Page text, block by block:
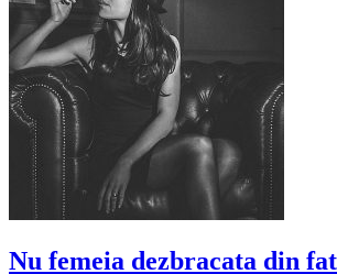
Nu femeia dezbracata din